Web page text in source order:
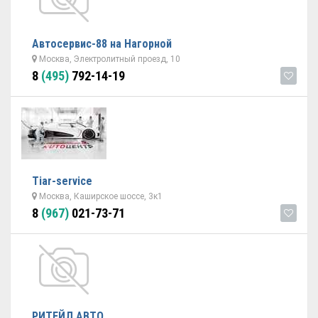
Автосервис-88 на Нагорной
Москва, Электролитный проезд, 10
8 (495) 792-14-19
Tiar-service
Москва, Каширское шоссе, 3к1
8 (967) 021-73-71